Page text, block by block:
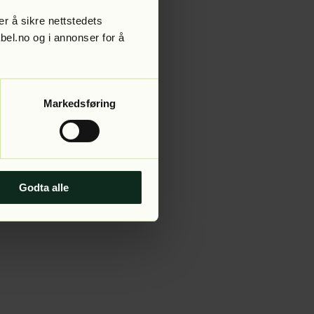
å sikre nettstedets
og i annonser for å
Markedsføring
Godta alle